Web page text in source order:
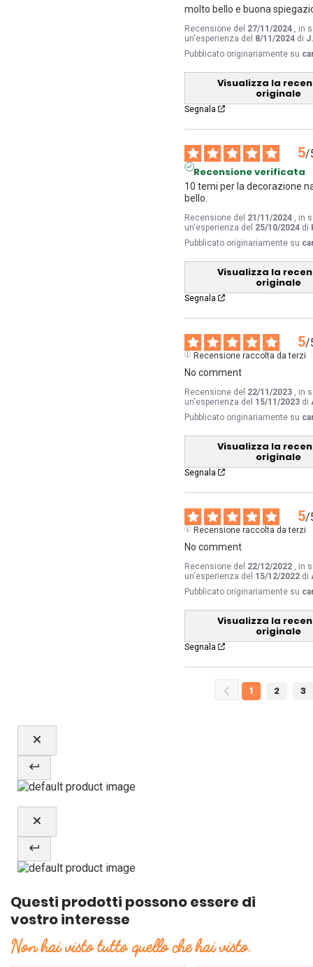
molto bello e buona
Recensione del 27/11/2024
, in
un'esperienza del 8/11/2024 di
Pubblicato originariamente su
Visualizza la
originale
Segnala
5/
Recensione verificata
10 temi per la decorazione
bello.
Recensione del 21/11/2024
, in
un'esperienza del 25/10/2024 di
Pubblicato originariamente su
Visualizza la
originale
Segnala
5/
Recensione raccolta da terzi
No comment
Recensione del 22/11/2023
, in
un'esperienza del 15/11/2023 di
Pubblicato originariamente su
Visualizza la
originale
Segnala
5/
Recensione raccolta da terzi
No comment
Recensione del 22/12/2022
, in
un'esperienza del 15/12/2022 di
Pubblicato originariamente su
Visualizza la
originale
Segnala
1 2 3
Questi prodotti possono essere di
vostro interesse
Non hai visto tutto quello che hai visto.